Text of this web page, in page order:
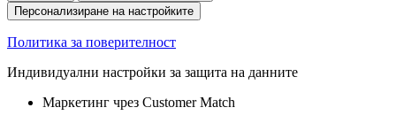
Персонализиране на настройките
Политика за поверителност
Индивидуални настройки за защита на данните
Маркетинг чрез Customer Match